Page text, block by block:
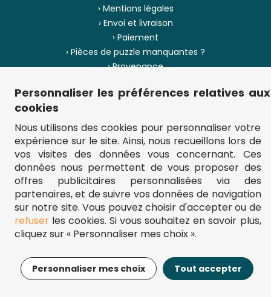
13,99€ Ajouter au panier
› Mentions légales
› Envoi et livraison
› Paiement
› Pièces de puzzle manquantes ?
› Provenance
› Plan du site
** Frais d'envoi = 6,95 € (France) / gratuit à partir de 45 €.
fou-de-puzzle.com : le site référence pour acheter des puzzles de
qualité à bon prix.
© Fou-de-puzzle.com 2011 - 2026
Personnaliser les préférences relatives aux
cookies
Nous utilisons des cookies pour personnaliser votre
expérience sur le site. Ainsi, nous recueillons lors de
vos visites des données vous concernant. Ces
données nous permettent de vous proposer des
offres publicitaires personnalisées via des
partenaires, et de suivre vos données de navigation
sur notre site. Vous pouvez choisir d'accepter ou de
refuserles cookies. Si vous souhaitez en savoir plus,
cliquez sur « Personnaliser mes choix ».
Personnaliser mes choix Tout accepter